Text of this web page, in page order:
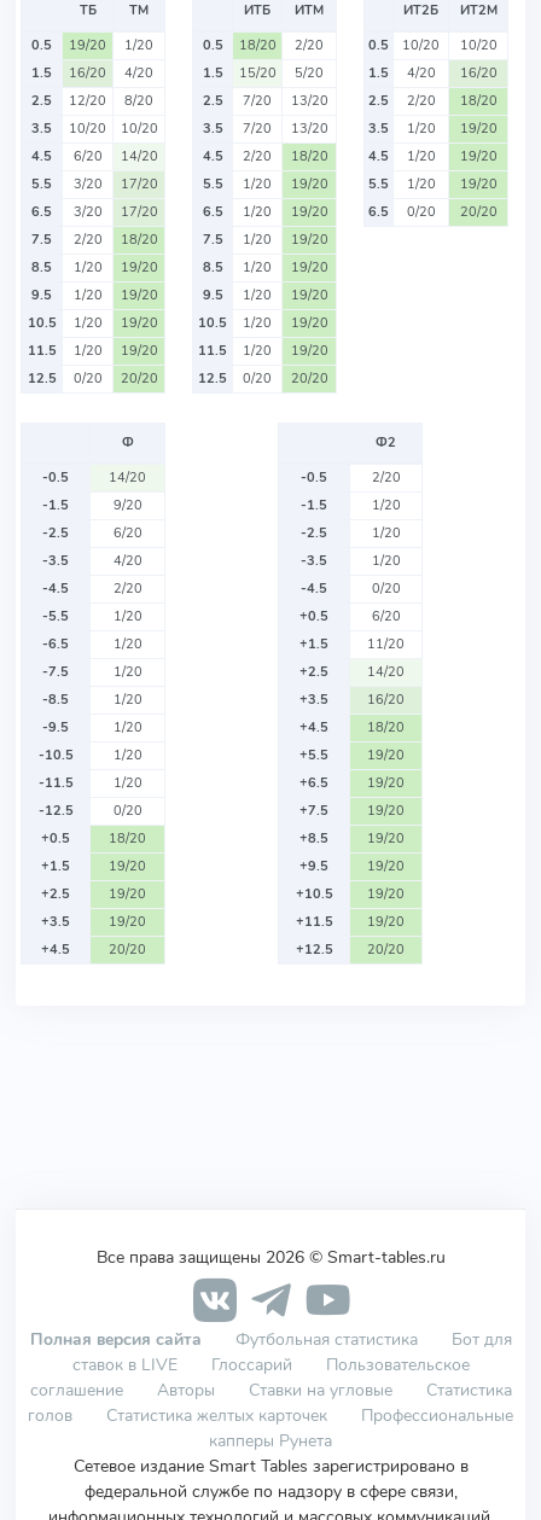
ТБ
ТМ
0.5
19/20
1/20
1.5
16/20
4/20
2.5
12/20
8/20
3.5
10/20
10/20
4.5
6/20
14/20
5.5
3/20
17/20
6.5
3/20
17/20
7.5
2/20
18/20
8.5
1/20
19/20
9.5
1/20
19/20
10.5
1/20
19/20
11.5
1/20
19/20
12.5
0/20 20/20
ИТБ
ИТМ
0.5
18/20
2/20
1.5
15/20
5/20
2.5
7/20
13/20
3.5
7/20
13/20
4.5
2/20
18/20
5.5
1/20
19/20
6.5
1/20
19/20
7.5
1/20
19/20
8.5
1/20
19/20
9.5
1/20
19/20
10.5
1/20
19/20
11.5
1/20
19/20
12.5
0/20 20/20
ИТ2Б
ИТ2М
0.5
10/20
10/20
1.5
4/20
16/20
2.5
2/20
18/20
3.5
1/20
19/20
4.5
1/20
19/20
5.5
1/20
19/20
6.5
0/20 20/20
Ф
-0.5
14/20
-1.5
9/20
-2.5
6/20
-3.5
4/20
-4.5
2/20
-5.5
1/20
-6.5
1/20
-7.5
1/20
-8.5
1/20
-9.5
1/20
-10.5
1/20
-11.5
1/20
-12.5
0/20
+0.5
18/20
+1.5
19/20
+2.5
19/20
+3.5
19/20
+4.5
20/20
Ф2
-0.5
2/20
-1.5
1/20
-2.5
1/20
-3.5
1/20
-4.5
0/20
+0.5
6/20
+1.5
11/20
+2.5
14/20
+3.5
16/20
+4.5
18/20
+5.5
19/20
+6.5
19/20
+7.5
19/20
+8.5
19/20
+9.5
19/20
+10.5
19/20
+11.5
19/20
+12.5
20/20
Все права защищены 2026 © Smart-tables.ru
Полная версия сайта Футбольная статистика
Бот для
ставок в LIVE
Глоссарий
Пользовательское
соглашение
Авторы Ставки на угловые
Статистика
голов
Статистика желтых карточек
Профессиональные
капперы Рунета
Сетевое издание Smart Tables зарегистрировано в
федеральной службе по надзору в сфере связи,